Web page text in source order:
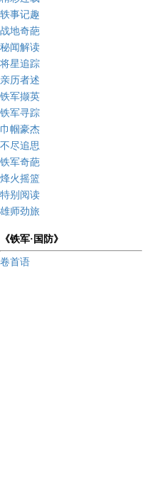
轶事记趣
战地奇葩
秘闻解读
将星追踪
亲历者述
铁军撷英
铁军寻踪
巾帼豪杰
不尽追思
铁军奇葩
烽火摇篮
特别阅读
雄师劲旅
《铁军·国防》
卷首语